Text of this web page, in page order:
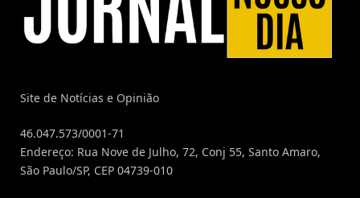
Site de Notícias e Opinião
46.047.573/0001-71
Endereço: Rua Nove de Julho, 72, Conj 55, Santo Amaro,
São Paulo/SP, CEP 04739-010